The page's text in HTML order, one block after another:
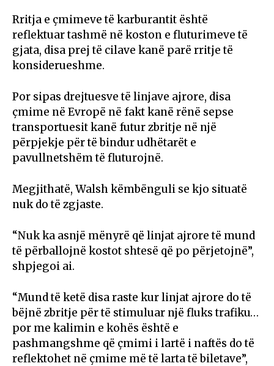
Rritja e çmimeve të karburantit është
reflektuar tashmë në koston e fluturimeve të
gjata, disa prej të cilave kanë parë rritje të
konsiderueshme.
Por sipas drejtuesve të linjave ajrore, disa
çmime në Evropë në fakt kanë rënë sepse
transportuesit kanë futur zbritje në një
përpjekje për të bindur udhëtarët e
pavullnetshëm të fluturojnë.
Megjithatë, Walsh këmbënguli se kjo situatë
nuk do të zgjaste.
“Nuk ka asnjë mënyrë që linjat ajrore të mund
të përballojnë kostot shtesë që po përjetojnë”,
shpjegoi ai.
“Mund të ketë disa raste kur linjat ajrore do të
bëjnë zbritje për të stimuluar një fluks trafiku…
por me kalimin e kohës është e
pashmangshme që çmimi i lartë i naftës do të
reflektohet në çmime më të larta të biletave”,